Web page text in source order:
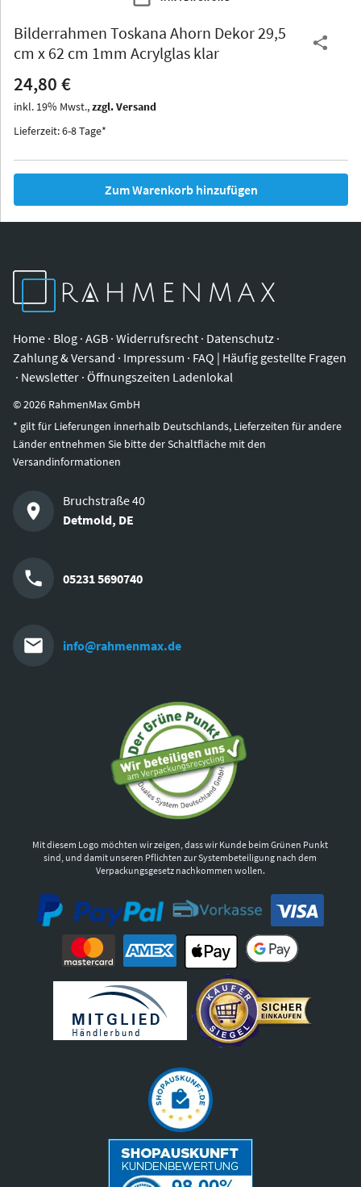
Iowa
Bilderrahmen Toskana Ahorn Dekor 29,5
cm x 62 cm 1mm Acrylglas klar
24,80 €
inkl. 19% Mwst.,zzgl. Versand
Lieferzeit: 6-8 Tage*
Zum Warenkorb hinzufügen
Home · Blog · AGB · Widerrufsrecht · Datenschutz ·
Zahlung & Versand · Impressum · FAQ | Häufig gestellte Fragen
· Newsletter · Öffnungszeiten Ladenlokal
©2026 RahmenMax GmbH
* gilt für Lieferungen innerhalb Deutschlands, Lieferzeiten für andere
Länder entnehmen Sie bitte der Schaltfläche mit den
Versandinformationen
Bruchstraße 40
Detmold, DE
05231 5690740
info@rahmenmax.de
Mit diesem Logo möchten wir zeigen, dass wir Kunde beim Grünen Punkt
sind, und damit unseren Pflichten zur Systembeteiligung nach dem
Verpackungsgesetz nachkommen wollen.